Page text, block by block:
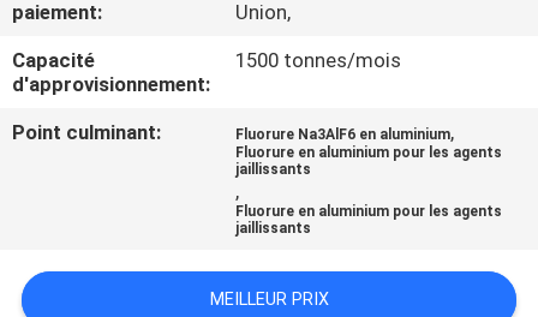
CONTRÔLE
DE
LA
QUALITÉ
CONTACTER
paiement:
Union,
Capacité
d'approvisionnement:
1500 tonnes/mois
Point culminant: Fluorure Na3AlF6 en aluminium,
Fluorure en aluminium pour les agents
jaillissants
,
Fluorure en aluminium pour les agents
jaillissants
MEILLEUR PRIX